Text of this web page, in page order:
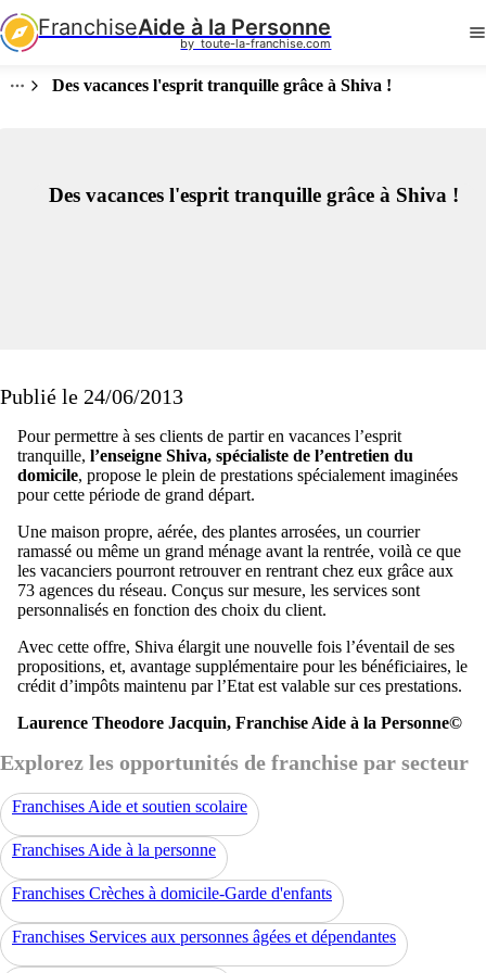
FranchiseAide à la Personne
by  toute-la-franchise.com
Des vacances l'esprit tranquille grâce à Shiva !
Des vacances l'esprit tranquille grâce à Shiva !
Publié le 24/06/2013
Pour permettre à ses clients de partir en vacances l’esprit
tranquille, l’enseigne Shiva, spécialiste de l’entretien du
domicile, propose le plein de prestations spécialement imaginées
pour cette période de grand départ.
Une maison propre, aérée, des plantes arrosées, un courrier
ramassé ou même un grand ménage avant la rentrée, voilà ce que
les vacanciers pourront retrouver en rentrant chez eux grâce aux
73 agences du réseau. Conçus sur mesure, les services sont
personnalisés en fonction des choix du client.
Avec cette offre, Shiva élargit une nouvelle fois l’éventail de ses
propositions, et, avantage supplémentaire pour les bénéficiaires, le
crédit d’impôts maintenu par l’Etat est valable sur ces prestations.
Laurence Theodore Jacquin, Franchise Aide à la Personne©
Explorez les opportunités de franchise par secteur
Franchises Aide et soutien scolaire
Franchises Aide à la personne
Franchises Crèches à domicile-Garde d'enfants
Franchises Services aux personnes âgées et dépendantes